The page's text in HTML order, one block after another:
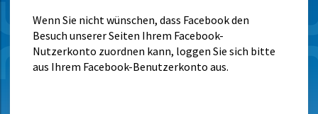
Wenn Sie nicht wünschen, dass Facebook den
Besuch unserer Seiten Ihrem Facebook-
Nutzerkonto zuordnen kann, loggen Sie sich bitte
aus Ihrem Facebook-Benutzerkonto aus.